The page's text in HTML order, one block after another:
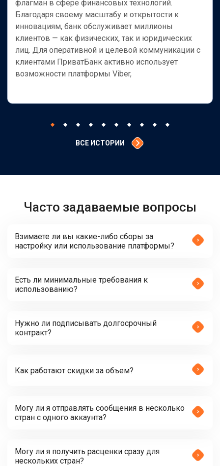
флагман в сфере финансовых технологий.
Благодаря своему масштабу и открытости к
инновациям, банк обслуживает миллионы
клиентов — как физических, так и юридических
лиц. Для оперативной и целевой коммуникации с
клиентами ПриватБанк активно использует
возможности платформы Viber,
ВСЕ ИСТОРИИ
Часто задаваемые вопросы
Взимаете ли вы какие-либо сборы за
настройку или использование платформы?
Есть ли минимальные требования к
использованию?
Нужно ли подписывать долгосрочный
контракт?
Как работают скидки за объем?
Могу ли я отправлять сообщения в несколько
стран с одного аккаунта?
Могу ли я получить расценки сразу для
нескольких стран?